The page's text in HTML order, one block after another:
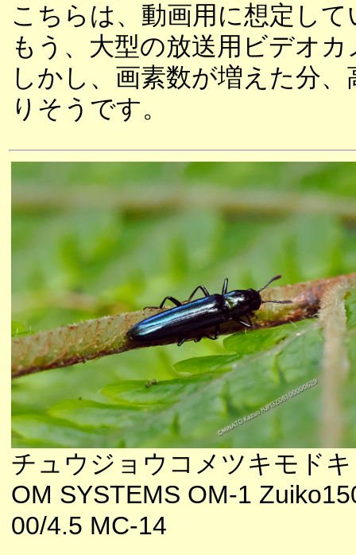
こちらは、動画用に想定し
もう、大型の放送用ビデオ
しかし、画素数が増えた分
りそうです。
チュウジョウコメツキモドキ
OM SYSTEMS OM-1
00/4.5 MC-14